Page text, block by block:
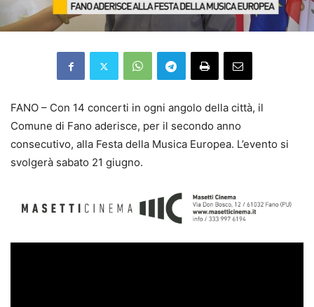
FANO – Con 14 concerti in ogni angolo della città, il
Comune di Fano aderisce, per il secondo anno
consecutivo, alla Festa della Musica Europea. L’evento si
svolgerà sabato 21 giugno.